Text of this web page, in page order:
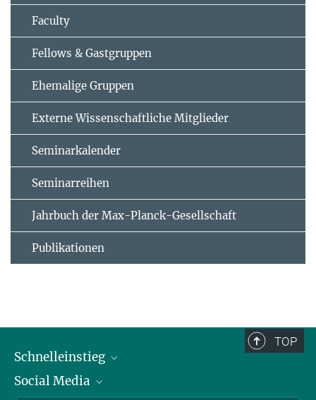
Faculty
Fellows & Gastgruppen
Ehemalige Gruppen
Externe Wissenschaftliche Mitglieder
Seminarkalender
Seminarreihen
Jahrbuch der Max-Planck-Gesellschaft
Publikationen
TOP
Schnelleinstieg
Alumni
Social Media